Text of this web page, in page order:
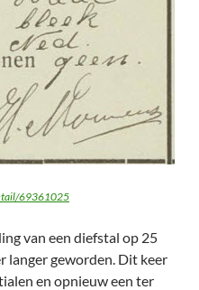
69361025
van een diefstal op 25
langer geworden. Dit keer
en opnieuw een ter